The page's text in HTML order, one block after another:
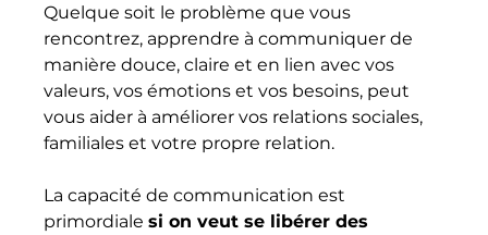
Quelque soit le problème que vous
rencontrez, apprendre à communiquer de
manière douce, claire et en lien avec vos
valeurs, vos émotions et vos besoins, peut
vous aider à améliorer vos relations sociales,
familiales et votre propre relation.
La capacité de communication est
primordiale si on veut se libérer des